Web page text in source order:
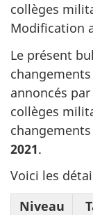
collèges
Modification
Le présent
annoncés
collèges
2021.
Voici les
Niveau